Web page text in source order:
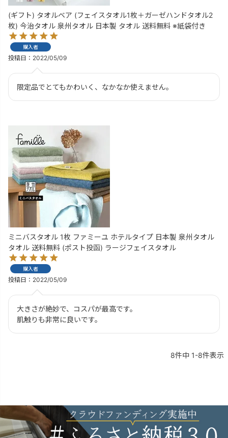
(ギフト) タオルベア (フェイスタオル1枚＋ガーゼハンドタオル2
枚) 今治タオル 泉州タオル 日本製 タオル 送料無料 ※紙袋付き
購入者
投稿日 2022/05/09
ミニバスタオル 1枚 ファミーユ ホテルタイプ 日本製 泉州タオル
タオル 送料無料 (ポスト投函) ラージフェイスタオル
購入者
投稿日 2022/05/09
大きさが絶妙で、コスパが最高です。
肌触りも非常に良いです。
8件中 1-8件表示